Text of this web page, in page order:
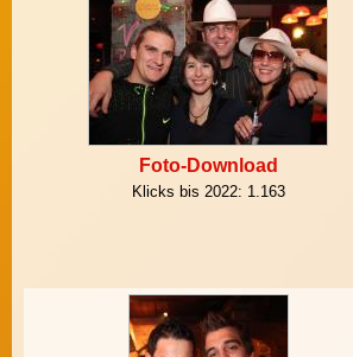
Foto-Download
Klicks bis 2022: 1.163